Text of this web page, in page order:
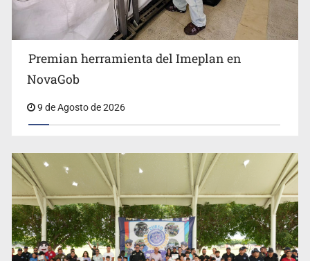
Lo vinculan por amenazas contra su esposa en Vallarta
Premian herramienta del Imeplan en
NovaGob
9 de Agosto de 2026